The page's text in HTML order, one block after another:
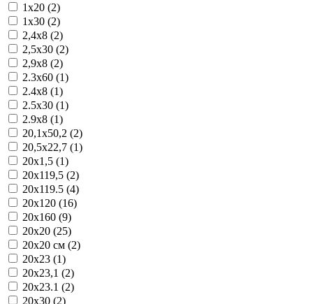
1x20 (2)
1x30 (2)
2,4x8 (2)
2,5x30 (2)
2,9x8 (2)
2.3x60 (1)
2.4x8 (1)
2.5x30 (1)
2.9x8 (1)
20,1x50,2 (2)
20,5x22,7 (1)
20x1,5 (1)
20x119,5 (2)
20x119.5 (4)
20x120 (16)
20x160 (9)
20x20 (25)
20x20 см (2)
20x23 (1)
20x23,1 (2)
20x23.1 (2)
20x30 (2)